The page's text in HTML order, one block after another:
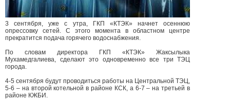
3 сентября, уже с утра, ГКП «КТЭК» начнет осеннюю
опрессовку сетей. С этого момента в областном центре
прекратится подача горячего водоснабжения.
По словам директора ГКП «КТЭК» Жаксылыка
Мухамедгалиева, сделают это одновременно все три ТЭЦ
города.
4-5 сентября будут проводиться работы на Центральной ТЭЦ,
5-6 – на второй котельной в районе КСК, а 6-7 – на третьей в
районе КЖБИ.